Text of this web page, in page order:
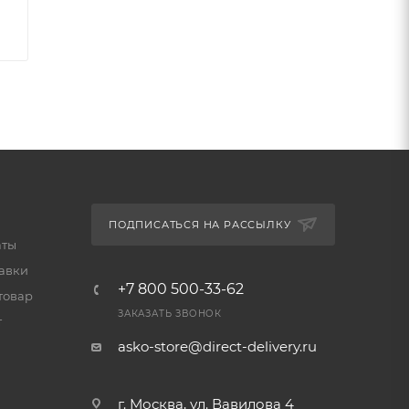
ПОДПИСАТЬСЯ НА РАССЫЛКУ
+7 800 500-33-62
ЗАКАЗАТЬ ЗВОНОК
asko-store@direct-delivery.ru
г. Москва, ул. Вавилова 4